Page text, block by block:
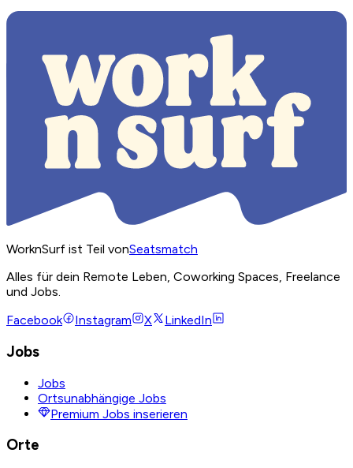
WorknSurf ist Teil vonSeatsmatch
Alles für dein Remote Leben, Coworking Spaces, Freelance
und Jobs.
Facebook
Instagram X LinkedIn
Jobs
Jobs
Ortsunabhängige Jobs
Premium Jobs inserieren
Orte